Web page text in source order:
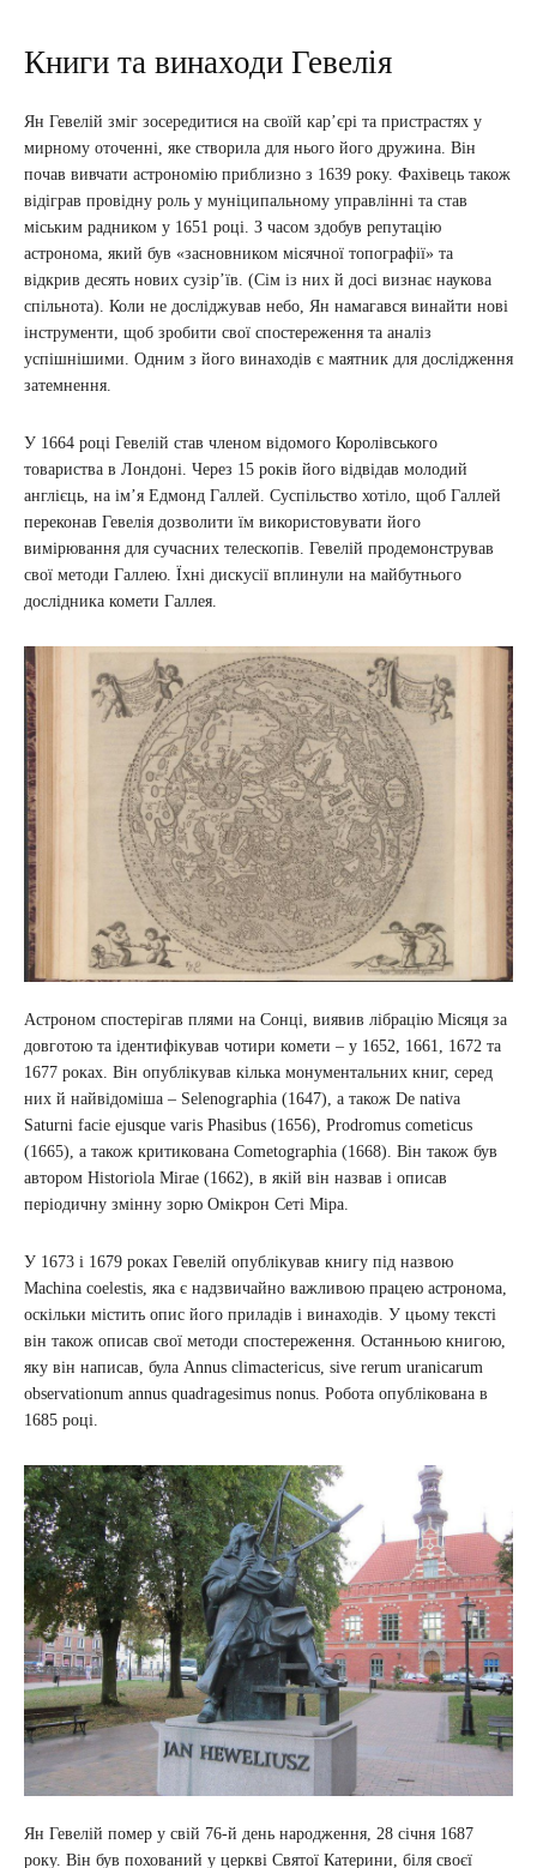
Книги та винаходи Гевелія
Ян Гевелій зміг зосередитися на своїй кар’єрі та пристрастях у
мирному оточенні, яке створила для нього його дружина. Він
почав вивчати астрономію приблизно з 1639 року. Фахівець також
відіграв провідну роль у муніципальному управлінні та став
міським радником у 1651 році. З часом здобув репутацію
астронома, який був «засновником місячної топографії» та
відкрив десять нових сузір’їв. (Сім із них й досі визнає наукова
спільнота). Коли не досліджував небо, Ян намагався винайти нові
інструменти, щоб зробити свої спостереження та аналіз
успішнішими. Одним з його винаходів є маятник для дослідження
затемнення.
У 1664 році Гевелій став членом відомого Королівського
товариства в Лондоні. Через 15 років його відвідав молодий
англієць, на ім’я Едмонд Галлей. Суспільство хотіло, щоб Галлей
переконав Гевелія дозволити їм використовувати його
вимірювання для сучасних телескопів. Гевелій продемонстрував
свої методи Галлею. Їхні дискусії вплинули на майбутнього
дослідника комети Галлея.
Астроном спостерігав плями на Сонці, виявив лібрацію Місяця за
довготою та ідентифікував чотири комети – у 1652, 1661, 1672 та
1677 роках. Він опублікував кілька монументальних книг, серед
них й найвідоміша – Selenographia (1647), а також De nativa
Saturni facie ejusque varis Phasibus (1656), Prodromus cometicus
(1665), а також критикована Cometographia (1668). Він також був
автором Historiola Mirae (1662), в якій він назвав і описав
періодичну змінну зорю Омікрон Сеті Міра.
У 1673 і 1679 роках Гевелій опублікував книгу під назвою
Machina coelestis, яка є надзвичайно важливою працею астронома,
оскільки містить опис його приладів і винаходів. У цьому тексті
він також описав свої методи спостереження. Останньою книгою,
яку він написав, була Annus climactericus, sive rerum uranicarum
observationum annus quadragesimus nonus. Робота опублікована в
1685 році.
Ян Гевелій помер у свій 76-й день народження, 28 січня 1687
року. Він був похований у церкві Святої Катерини, біля своєї